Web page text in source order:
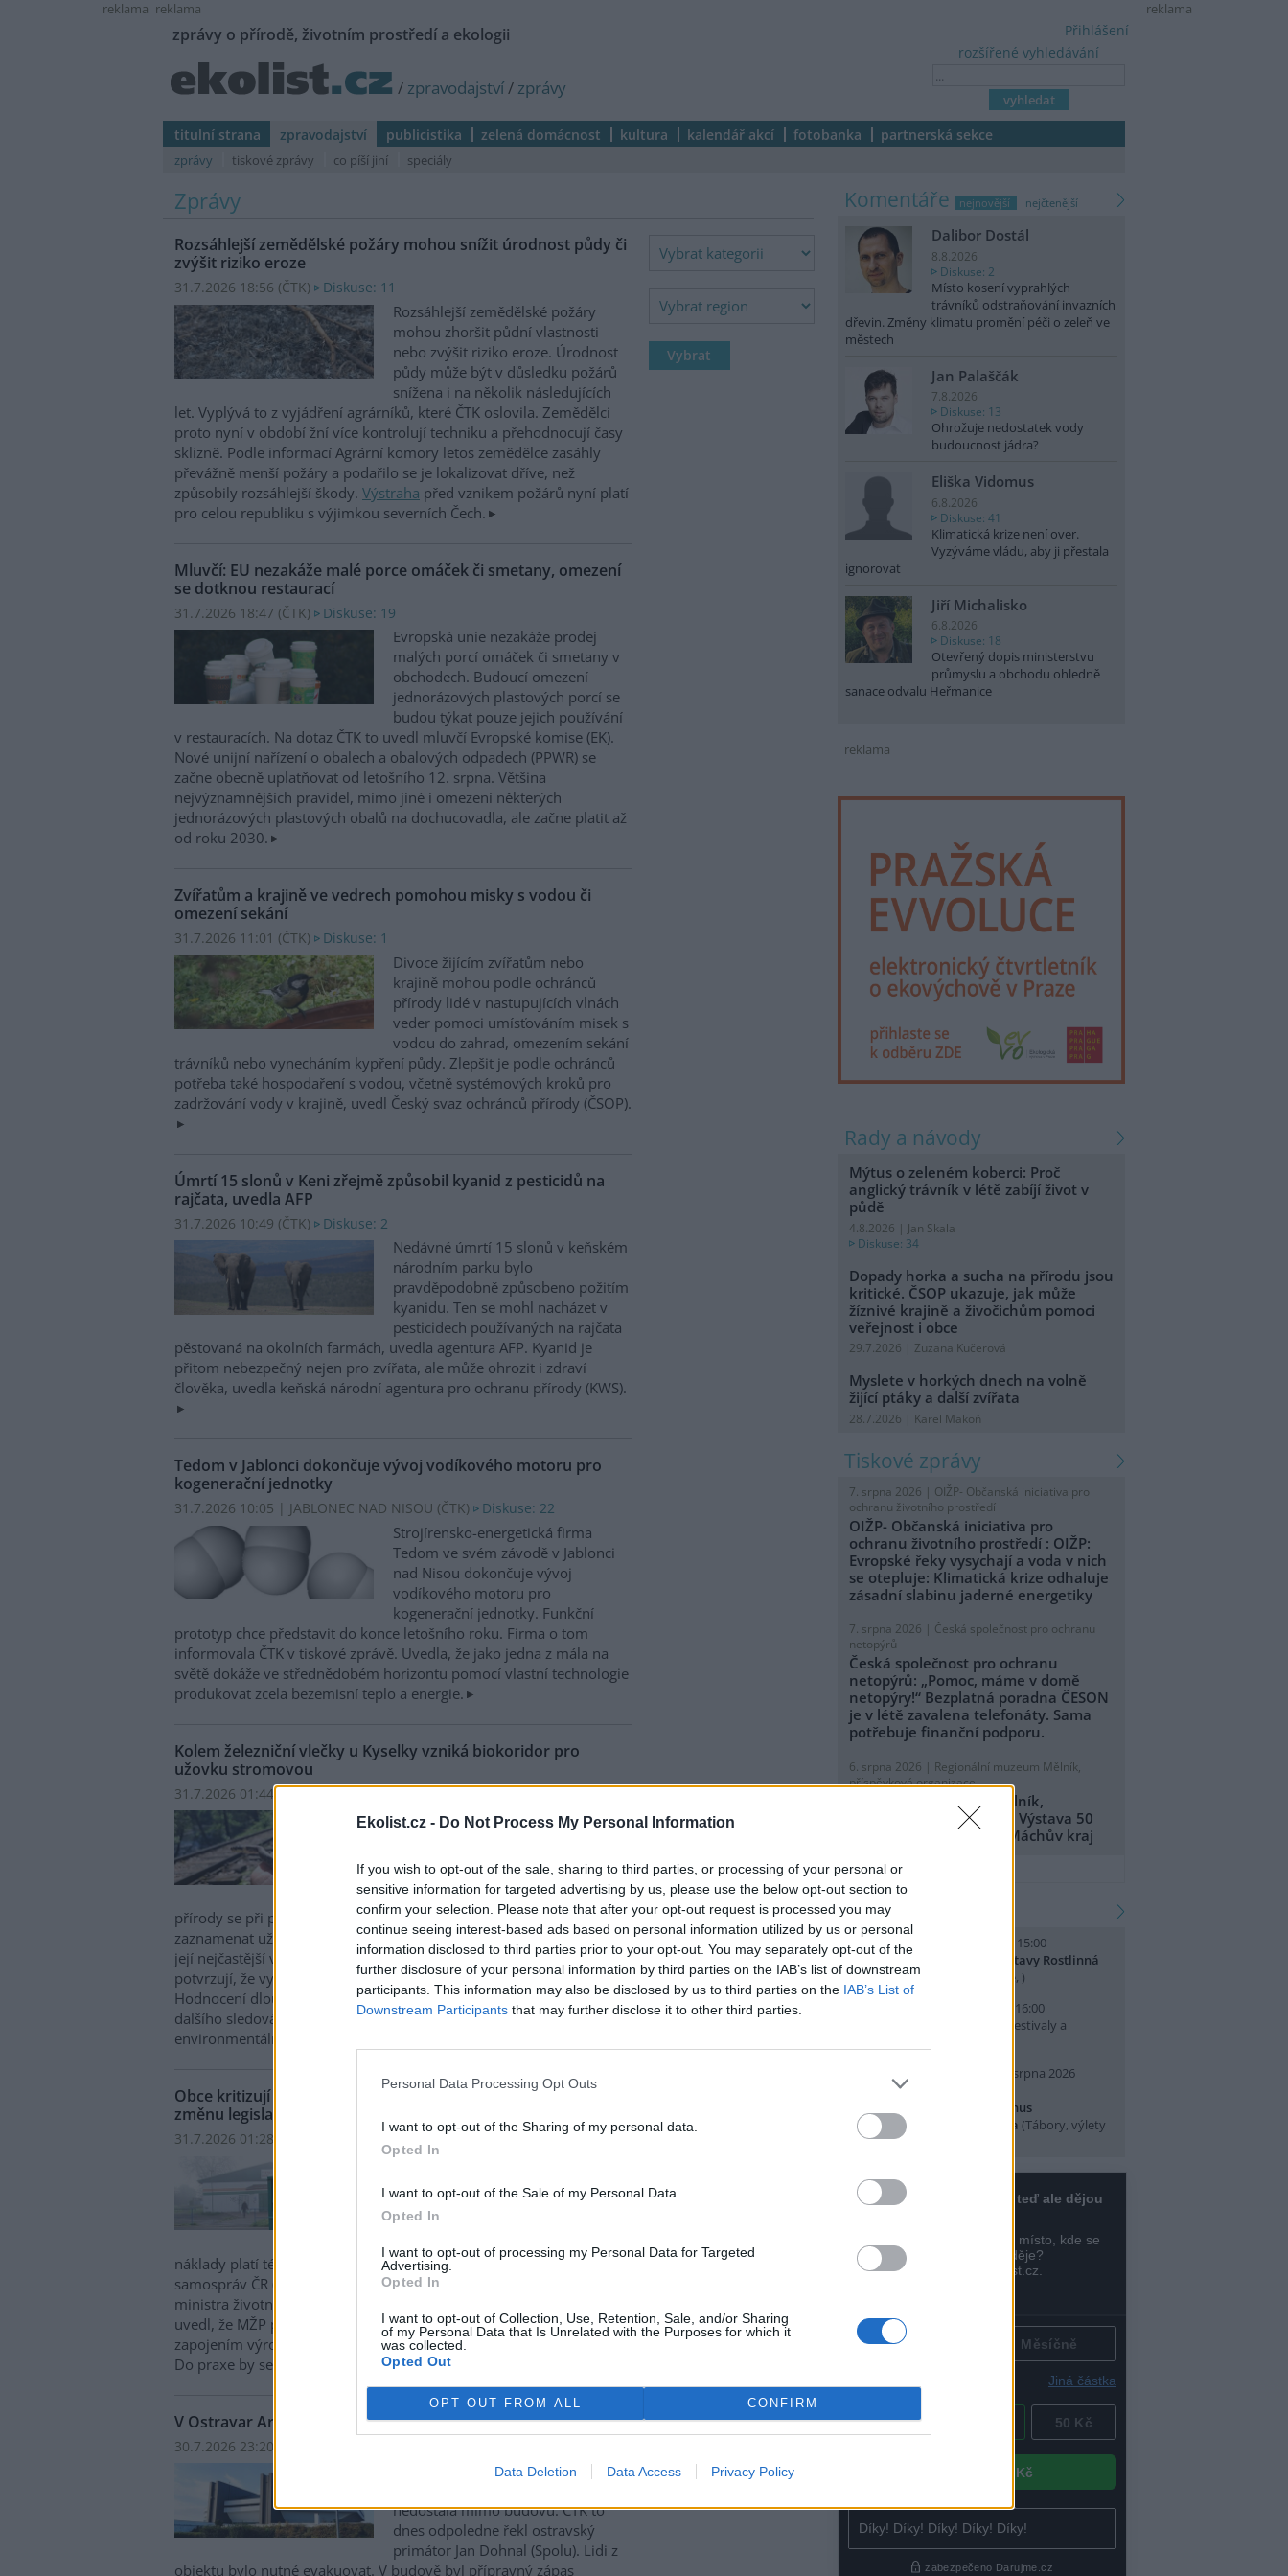
Ekolist.cz - Do Not Process My Personal Information
If you wish to opt-out of the sale, sharing to third parties, or processing of your personal or
sensitive information for targeted advertising by us, please use the below opt-out section to
confirm your selection. Please note that after your opt-out request is processed you may
continue seeing interest-based ads based on personal information utilized by us or personal
information disclosed to third parties prior to your opt-out. You may separately opt-out of the
further disclosure of your personal information by third parties on the IAB’s list of downstream
participants. This information may also be disclosed by us to third parties on the IAB’s List of
Downstream Participants that may further disclose it to other third parties.
Personal Data Processing Opt Outs
I want to opt-out of the Sharing of my personal data.
Opted In
I want to opt-out of the Sale of my Personal Data.
Opted In
I want to opt-out of processing my Personal Data for Targeted
Advertising.
Opted In
I want to opt-out of Collection, Use, Retention, Sale, and/or Sharing
of my Personal Data that Is Unrelated with the Purposes for which it
was collected.
Opted Out
OPT OUT FROM ALL CONFIRM
Data Deletion Data Access Privacy Policy
reklama
reklama reklama
zprávy o přírodě, životním prostředí a ekologii
/ zpravodajství/ zprávy
rozšířené vyhledávání
Přihlášení
titulní strana zpravodajství publicistika zelená domácnost kultura kalendář akcí fotobanka partnerská sekce
zprávy tiskové zprávy co píší jiní speciály
Zprávy
Rozsáhlejší zemědělské požáry mohou snížit úrodnost půdy či
zvýšit riziko eroze
31.7.2026 18:56 (ČTK) Diskuse: 11
Rozsáhlejší zemědělské požáry
mohou zhoršit půdní vlastnosti
nebo zvýšit riziko eroze. Úrodnost
půdy může být v důsledku požárů
snížena i na několik následujících
let. Vyplývá to z vyjádření agrárníků, které ČTK oslovila. Zemědělci
proto nyní v období žní více kontrolují techniku a přehodnocují časy
sklizně. Podle informací Agrární komory letos zemědělce zasáhly
převážně menší požáry a podařilo se je lokalizovat dříve, než
způsobily rozsáhlejší škody. Výstraha před vznikem požárů nyní platí
pro celou republiku s výjimkou severních Čech.
Mluvčí: EU nezakáže malé porce omáček či smetany, omezení
se dotknou restaurací
31.7.2026 18:47 (ČTK) Diskuse: 19
Evropská unie nezakáže prodej
malých porcí omáček či smetany v
obchodech. Budoucí omezení
jednorázových plastových porcí se
budou týkat pouze jejich používání
v restauracích. Na dotaz ČTK to uvedl mluvčí Evropské komise (EK).
Nové unijní nařízení o obalech a obalových odpadech (PPWR) se
začne obecně uplatňovat od letošního 12. srpna. Většina
nejvýznamnějších pravidel, mimo jiné i omezení některých
jednorázových plastových obalů na dochucovadla, ale začne platit až
od roku 2030.
Zvířatům a krajině ve vedrech pomohou misky s vodou či
omezení sekání
31.7.2026 11:01 (ČTK) Diskuse: 1
Divoce žijícím zvířatům nebo
krajině mohou podle ochránců
přírody lidé v nastupujících vlnách
veder pomoci umísťováním misek s
vodou do zahrad, omezením sekání
trávníků nebo vynecháním kypření půdy. Zlepšit je podle ochránců
potřeba také hospodaření s vodou, včetně systémových kroků pro
zadržování vody v krajině, uvedl Český svaz ochránců přírody (ČSOP).
Úmrtí 15 slonů v Keni zřejmě způsobil kyanid z pesticidů na
rajčata, uvedla AFP
31.7.2026 10:49 (ČTK) Diskuse: 2
Nedávné úmrtí 15 slonů v keňském
národním parku bylo
pravděpodobně způsobeno požitím
kyanidu. Ten se mohl nacházet v
pesticidech používaných na rajčata
pěstovaná na okolních farmách, uvedla agentura AFP. Kyanid je
přitom nebezpečný nejen pro zvířata, ale může ohrozit i zdraví
člověka, uvedla keňská národní agentura pro ochranu přírody (KWS).
Tedom v Jablonci dokončuje vývoj vodíkového motoru pro
kogenerační jednotky
31.7.2026 10:05 | JABLONEC NAD NISOU (ČTK) Diskuse: 22
Strojírensko-energetická firma
Tedom ve svém závodě v Jablonci
nad Nisou dokončuje vývoj
vodíkového motoru pro
kogenerační jednotky. Funkční
prototyp chce představit do konce letošního roku. Firma o tom
informovala ČTK v tiskové zprávě. Uvedla, že jako jedna z mála na
světě dokáže ve střednědobém horizontu pomocí vlastní technologie
produkovat zcela bezemisní teplo a energie.
Kolem železniční vlečky u Kyselky vzniká biokoridor pro
užovku stromovou
31.7.2026 01:44 | KYSELKA (ČTK)
Kolem historické železniční vlečky z
ohroženou užovku stromovou, ale i
další druhy živočichů. Ochráncům
přírody se při pravidelném monitoringu podařilo v lokalitě
zaznamenat už tři jedince kriticky ohrožené užovky stromové, ačkoli
její nejčastější výskyt je kolem Stráže nad Ohří. Pozorování tak
potvrzují, že vytvářené podmínky mohou být pro tento druh vhodné.
Hodnocení dlouhodobého přínosu projektu bude předmětem
dalšího sledování, řekla dnes novinářům specialistka
environmentálních projektů Mattoni Lucie Štefanská.
Obce kritizují drahý svoz textilního odpadu, MŽP chystá
změnu legislativy
31.7.2026 01:28 (
Obce se potýkají s rostoucími
Aktuální nastavení vnímají jako
nehotové, nefinancované a
systémově nefunkční, protože
náklady platí téměř výhradně samosprávy, uvedlo Sdružení místních
samospráv ČR (SMS ČR). Na tuto skutečnost sdružení upozornilo také
ministra životního prostředí Igora Červeného (Motoristé). Červený
uvedl, že MŽP připravuje změnu legislativy, která počítá s finančním
zapojením výrobců do sběru, recyklace a ekologické likvidace textilu.
Do praxe by se měla promítnout od dubna 2028.
V Ostravar Aréně unikl čpavek, hasiči evakuovali budovu
30.7.2026 23:20 | OSTRAVA (
V ostravské multifunkční Ostravar
nedostala mimo budovu. ČTK to
dnes odpoledne řekl ostravský
primátor Jan Dohnal (Spolu). Lidi z
objektu bylo nutné evakuovat. V budově byl přípravný zápas
komentáře nejnovější nejčtenější
Dalibor Dostál
8.8.2026
Diskuse: 2
Místo kosení vyprahlých
trávníků odstraňování invazních
dřevin. Změny klimatu promění péči o zeleň ve
městech
Jan Palaščák
7.8.2026
Diskuse: 13
Ohrožuje nedostatek vody
budoucnost jádra?
Eliška Vidomus
6.8.2026
Diskuse: 41
Klimatická krize není over.
Vyzýváme vládu, aby ji přestala
ignorovat
Jiří Michalisko
6.8.2026
Diskuse: 18
Otevřený dopis ministerstvu
průmyslu a obchodu ohledně
sanace odvalu Heřmanice
reklama
rady a návody
Mýtus o zeleném koberci: Proč
anglický trávník v létě zabíjí život v
půdě
4.8.2026 | Jan Skala
Diskuse: 34
Dopady horka a sucha na přírodu jsou
kritické. ČSOP ukazuje, jak může
žíznivé krajině a živočichům pomoci
veřejnost i obce
29.7.2026 | Zuzana Kučerová
Myslete v horkých dnech na volně
žijící ptáky a další zvířata
28.7.2026 | Karel Makoň
tiskové zprávy
7. srpna 2026 | OIŽP- Občanská iniciativa pro
ochranu životního prostředí
OIŽP- Občanská iniciativa pro
ochranu životního prostředí : OIŽP:
Evropské řeky vysychají a voda v nich
se otepluje: Klimatická krize odhaluje
zásadní slabinu jaderné energetiky
7. srpna 2026 | Česká společnost pro ochranu
netopýrů
Česká společnost pro ochranu
netopýrů: „Pomoc, máme v domě
netopýry!“ Bezplatná poradna ČESON
je v létě zavalena telefonáty. Sama
potřebuje finanční podporu.
6. srpna 2026 | Regionální muzeum Mělník,
příspěvková organizace
Regionální muzeum Mělník,
příspěvková organizace: Výstava 50
let CHKO Kokořínsko - Máchův kraj
přidat tiskovou zprávu
kalendář akcí
8. srpna 2026 (sobota) 14:00 - 15:00
Komentované prohlídky výstavy Rostlinná
Odysea(Přednášky a diskuse, )
9. srpna 2026 (neděle) 10:00 - 16:00
(Festivaly a
10. srpna 2026 (pondělí) - 14. srpna 2026
Hrajeme si v Pralese - 2. turnus
příměstského letního tábora (Tábory, výlety
a pobytové akce, Praha 19 )